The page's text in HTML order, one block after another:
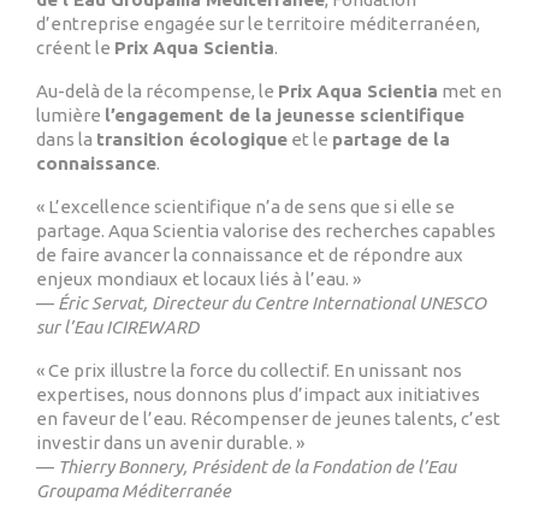
d’entreprise engagée sur le territoire méditerranéen,
créent le Prix Aqua Scientia.
Au-delà de la récompense, le Prix Aqua Scientia met en
lumière l’engagement de la jeunesse scientifique
dans la transition écologique et le partage de la
connaissance.
« L’excellence scientifique n’a de sens que si elle se
partage. Aqua Scientia valorise des recherches capables
de faire avancer la connaissance et de répondre aux
enjeux mondiaux et locaux liés à l’eau. »
— Éric Servat, Directeur du Centre International UNESCO
sur l’Eau ICIREWARD
« Ce prix illustre la force du collectif. En unissant nos
expertises, nous donnons plus d’impact aux initiatives
en faveur de l’eau. Récompenser de jeunes talents, c’est
investir dans un avenir durable. »
— Thierry Bonnery, Président de la Fondation de l’Eau
Groupama Méditerranée